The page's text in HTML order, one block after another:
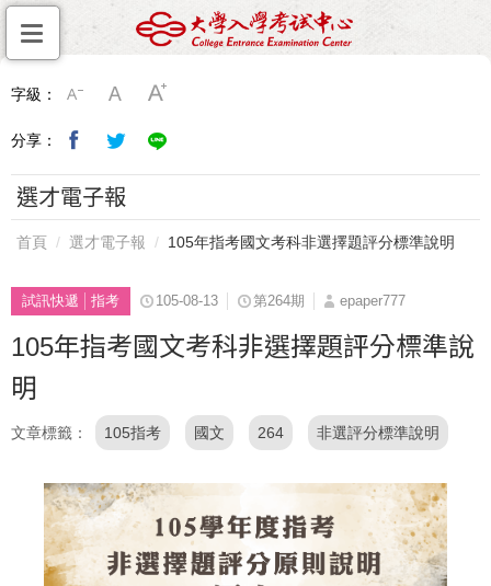
字級：
分享：
選才電子報
首頁 選才電子報 105年指考國文考科非選擇題評分標準說明
試訊快遞 指考 105-08-13 第264期 epaper777
105年指考國文考科非選擇題評分標準說
明
文章標籤 105指考 國文 264 非選評分標準說明